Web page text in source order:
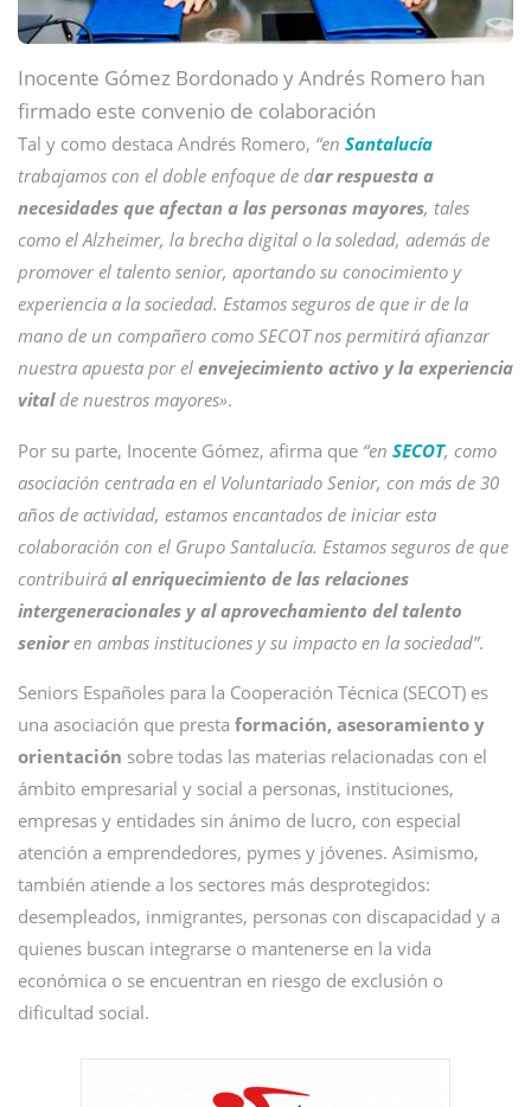
Inocente Gómez Bordonado y Andrés Romero han
firmado este convenio de colaboración
Tal y como destaca Andrés Romero, “en Santalucía
trabajamos con el doble enfoque de dar respuesta a
necesidades que afectan a las personas mayores, tales
como el Alzheimer, la brecha digital o la soledad, además de
promover el talento senior, aportando su conocimiento y
experiencia a la sociedad. Estamos seguros de que ir de la
mano de un compañero como SECOT nos permitirá afianzar
nuestra apuesta por el envejecimiento activo y la experiencia
vitalde nuestros mayores».
Por su parte, Inocente Gómez, afirma que “en SECOT, como
asociación centrada en el Voluntariado Senior, con más de 30
años de actividad, estamos encantados de iniciar esta
colaboración con el Grupo Santalucía. Estamos seguros de que
contribuirá al enriquecimiento de las relaciones
intergeneracionales y al aprovechamiento del talento
senioren ambas instituciones y su impacto en la sociedad”.
Seniors Españoles para la Cooperación Técnica (SECOT) es
una asociación que presta formación, asesoramiento y
orientación sobre todas las materias relacionadas con el
ámbito empresarial y social a personas, instituciones,
empresas y entidades sin ánimo de lucro, con especial
atención a emprendedores, pymes y jóvenes. Asimismo,
también atiende a los sectores más desprotegidos:
desempleados, inmigrantes, personas con discapacidad y a
quienes buscan integrarse o mantenerse en la vida
económica o se encuentran en riesgo de exclusión o
dificultad social.